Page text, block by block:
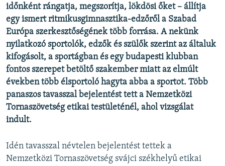
időnként rángatja, megszorítja, lökdösi őket – állítja
egy ismert ritmikusgimnasztika-edzőről a Szabad
Európa szerkesztőségének több forrása. A nekünk
nyilatkozó sportolók, edzők és szülők szerint az általuk
kifogásolt, a sportágban és egy budapesti klubban
fontos szerepet betöltő szakember miatt az elmúlt
években több élsportoló hagyta abba a sportot. Több
panaszos tavasszal bejelentést tett a Nemzetközi
Tornaszövetség etikai testületénél, ahol vizsgálat
indult.
Idén tavasszal névtelen bejelentést tettek a
Nemzetközi Tornaszövetség svájci székhelyű etikai